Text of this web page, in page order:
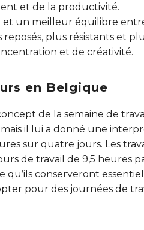
et de la productivité.
un meilleur équilibre
plus résistants et
et de créativité.
en Belgique
de la semaine de
mais il lui a donné une
sur quatre jours. Les
de travail de 9,5 heures
qu’ils conserveront
pour des journées de